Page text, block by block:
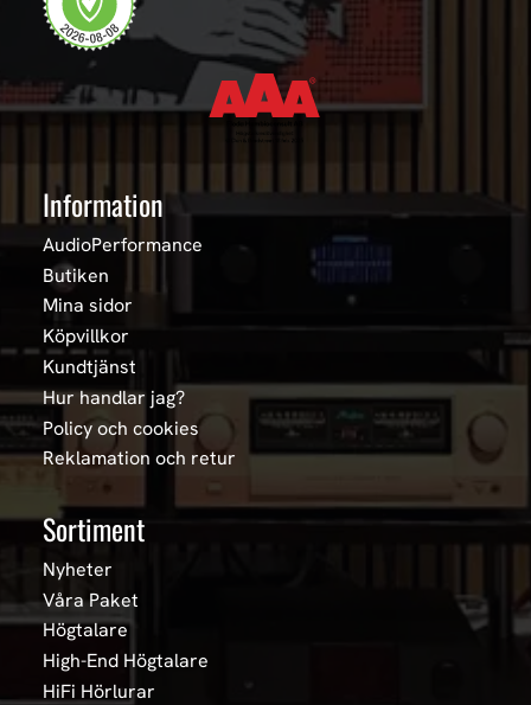
Information
AudioPerformance
Butiken
Mina sidor
Köpvillkor
Kundtjänst
Hur handlar jag?
Policy och cookies
Reklamation och retur
Sortiment
Nyheter
Våra Paket
Högtalare
High-End Högtalare
HiFi Hörlurar